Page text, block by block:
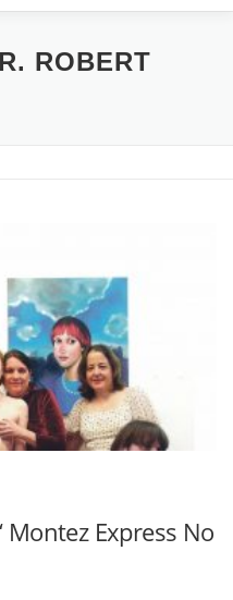
PRESSEBERICHTE
ROBERT
Montez Express No